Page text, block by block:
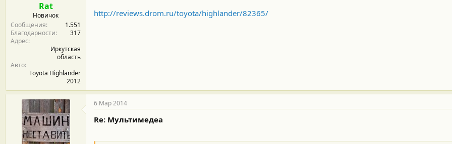
Rat
Новичок
Сообщения
1.551
Благодарности
317
Адрес
Иркутская
область
Авто
Toyota Highlander
2012
http://reviews.drom.ru/toyota/highlander/82365/
6 Мар 2014
Re: Мультимедеа